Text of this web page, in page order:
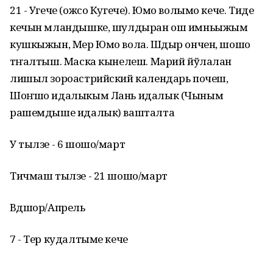
21 - Угече (ожсо Кугече). Юмо волымо кече. Тиде
кечын мландышке, шулдыран ош имньыжым
кушкыжын, Мер Юмо вола. Шӱдыр ончен, шошо
тӱҥалтыш. Маска кынелеш. Марий йўлалан
лишыл зороастрийский календарь почеш,
Шоҥшо идалыкым Лань идалык (Чыным
рашемдыше идалык) вашталта
У тылзе - 6 шошо/март
Тичмаш тылзе - 21 шошо/март
Вӱдшор/Апрель
7 - Тер кудалтыме кече